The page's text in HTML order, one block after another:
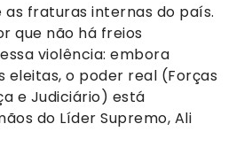
as fraturas internas do país.
que não há freios
violência: embora
eleitas, o poder real (Forças
e Judiciário) está
do Líder Supremo, Ali